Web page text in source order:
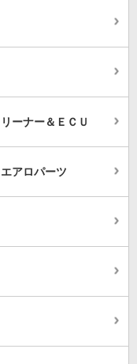
ーナー＆ＥＣＵ
アロパーツ